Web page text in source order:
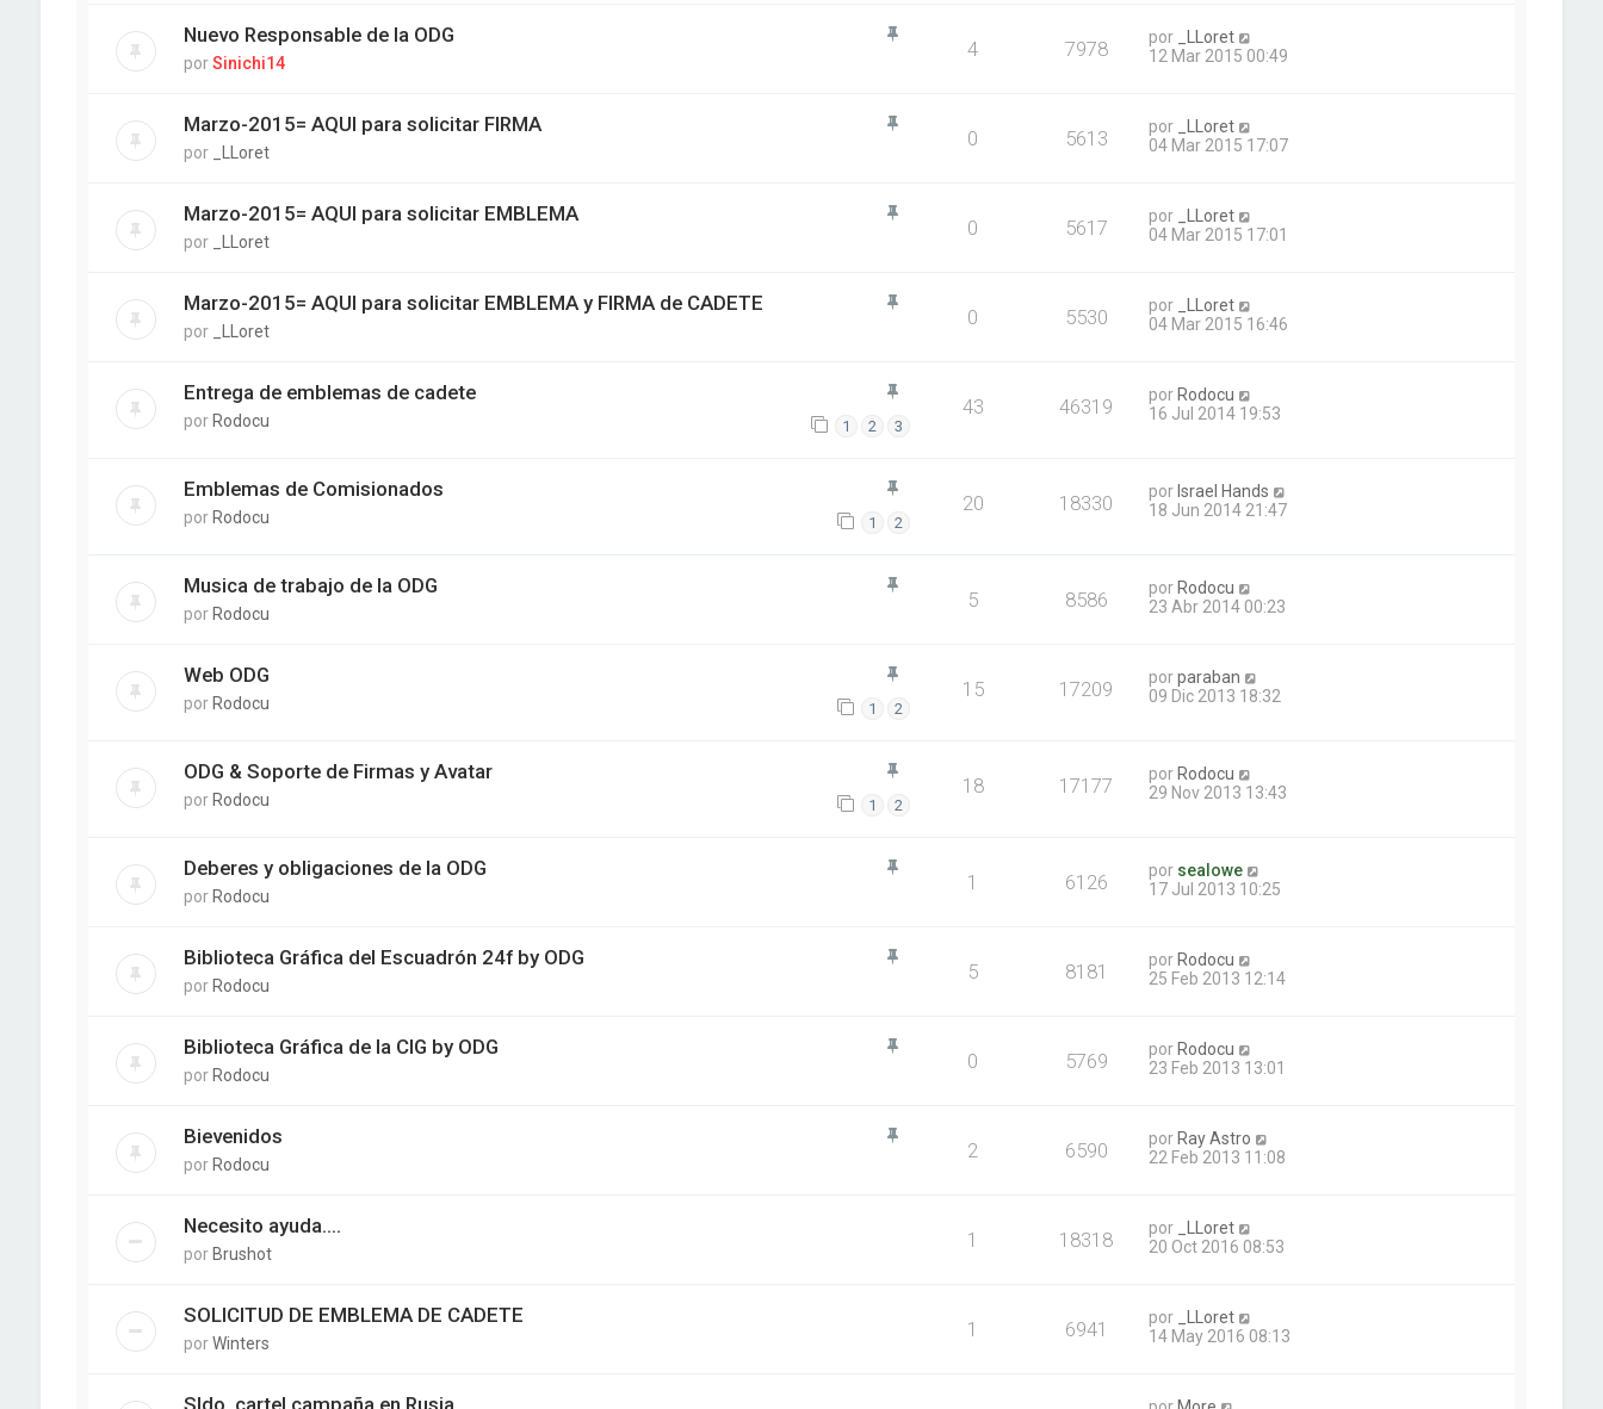
Nuevo Responsable de la ODG
porSinichi14
4 7978 por
_LLoret
12 Mar 2015 00:49
Marzo-2015= AQUI para solicitar FIRMA
por _LLoret
0 5613 por
_LLoret
04 Mar 2015 17:07
Marzo-2015= AQUI para solicitar EMBLEMA
por _LLoret
0 5617 por
_LLoret
04 Mar 2015 17:01
Marzo-2015= AQUI para solicitar EMBLEMA y FIRMA de CADETE
por _LLoret
0 5530 por
_LLoret
04 Mar 2015 16:46
Entrega de emblemas de cadete
porRodocu 1 2 3
43 46319 porRodocu
16 Jul 2014 19:53
Emblemas de Comisionados
por Rodocu 1 2
20 18330 por Israel Hands
18 Jun 2014 21:47
Musica de trabajo de la ODG
por Rodocu
5 8586 por Rodocu
23 Abr 2014 00:23
Web ODG
por Rodocu 1 2
15 17209 porparaban
09 Dic 2013 18:32
ODG & Soporte de Firmas y Avatar
por Rodocu 1 2
18 17177 por Rodocu
29 Nov 2013 13:43
Deberes y obligaciones de la ODG
por Rodocu
1 6126 por sealowe
17 Jul 2013 10:25
Biblioteca Gráfica del Escuadrón 24f by ODG
por Rodocu
5 8181 por Rodocu
25 Feb 2013 12:14
Biblioteca Gráfica de la CIG by ODG
por Rodocu
0 5769 por Rodocu
23 Feb 2013 13:01
Bievenidos
por Rodocu
2 6590 por Ray Astro
22 Feb 2013 11:08
Necesito ayuda....
por Brushot
1 18318 por
_LLoret
20 Oct 2016 08:53
SOLICITUD DE EMBLEMA DE CADETE
porWinters
1 6941 por
_LLoret
14 May 2016 08:13